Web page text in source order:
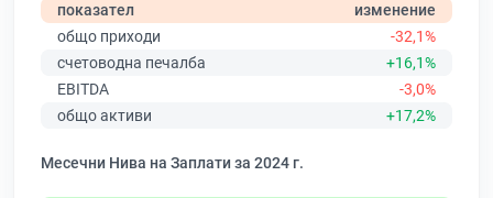
показател
изменение
общо приходи
-32,1%
счетоводна печалба
+16,1%
EBITDA
-3,0%
общо активи
+17,2%
Месечни Нива на Заплати за 2024 г.